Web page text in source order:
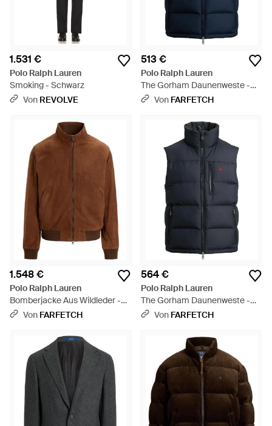
1.531 €
Polo Ralph Lauren
Smoking - Schwarz
Von REVOLVE
513 €
Polo Ralph Lauren
The Gorham Daunenweste -
BlauVon FARFETCH
1.548 €
Polo Ralph Lauren
Bomberjacke Aus Wildleder -
Braun
Von FARFETCH
564 €
Polo Ralph Lauren
The Gorham Daunenweste -
BlauVon FARFETCH